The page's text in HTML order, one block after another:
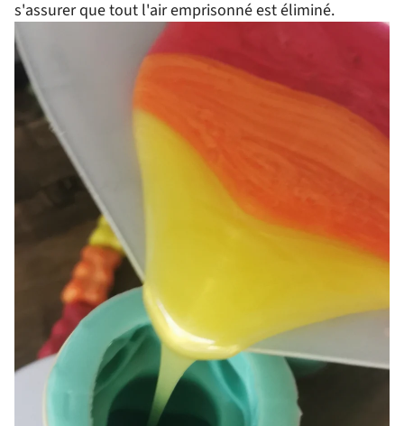
s'assurer que tout l'air emprisonné est éliminé.